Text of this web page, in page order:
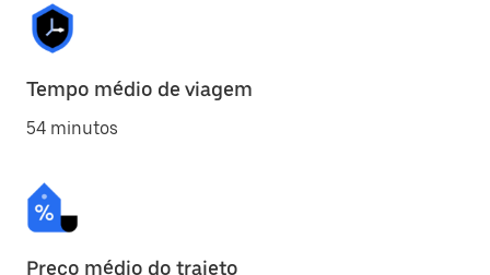
Tempo médio de viagem
54 minutos
Preço médio do trajeto